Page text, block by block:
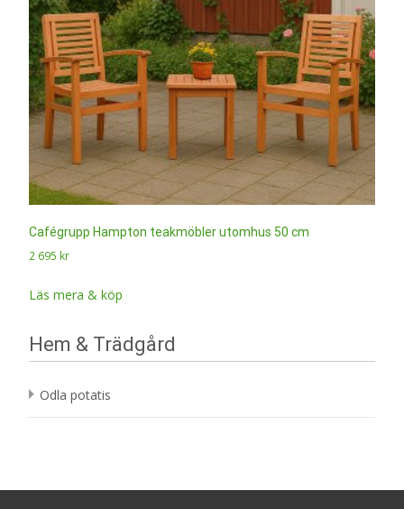
Cafégrupp Hampton teakmöbler utomhus 50 cm
2 695 kr
Läs mera & köp
Hem & Trädgård
Odla potatis